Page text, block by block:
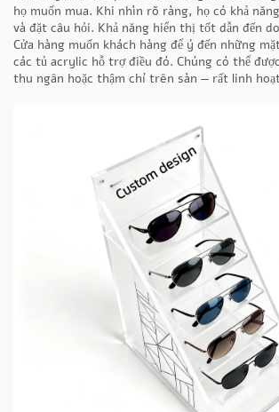
họ muốn mua. Khi nhìn rõ ràng, họ có khả
và đặt câu hỏi. Khả năng hiển thị tốt dẫn đến
Cửa hàng muốn khách hàng để ý đến những
các tủ acrylic hỗ trợ điều đó. Chúng có thể
thu ngân hoặc thậm chí trên sàn — rất linh